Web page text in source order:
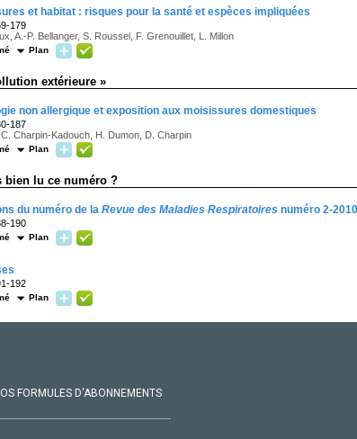
et habitat : risques pour la santé et espèces impliquées
179
A.-P. Bellanger, S. Roussel, F. Grenouillet, L. Millon
Plan
extérieure »
non allergique et exposition aux moisissures domestiques
187
Charpin-Kadouch, H. Dumon, D. Charpin
Plan
bien lu ce numéro ?
du numéro de la Revue des Maladies Respiratoires numéro 2-2010
190
Plan
192
Plan
FORMULES D'ABONNEMENTS